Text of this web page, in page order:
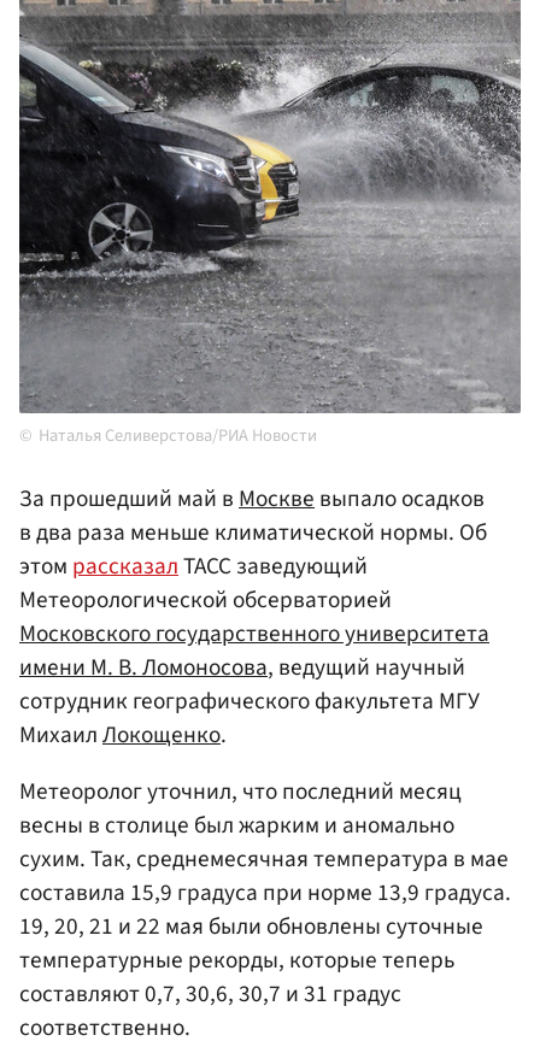
Наталья Селиверстова/РИА Новости
За прошедший май вМосквевыпало осадков
в два раза меньше климатической нормы. Об
этом рассказалТАСС заведующий
Метеорологической обсерваторией
Московского государственного университета
имени М. В. Ломоносова, ведущий научный
сотрудник географического факультета МГУ
МихаилЛокощенко.
Метеоролог уточнил, что последний месяц
весны в столице был жарким и аномально
сухим. Так, среднемесячная температура в мае
составила 15,9 градуса при норме 13,9 градуса.
19, 20, 21 и 22 мая были обновлены суточные
температурные рекорды, которые теперь
составляют 0,7, 30,6, 30,7 и 31 градус
соответственно.